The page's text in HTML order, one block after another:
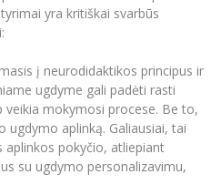
yra kritiškai svarbūs
į neurodidaktikos principus ir
ugdyme gali padėti rasti
veikia mokymosi procese. Be to,
aplinką. Galiausiai, tai
aplinkos pokyčio, atliepiant
su ugdymo personalizavimu,